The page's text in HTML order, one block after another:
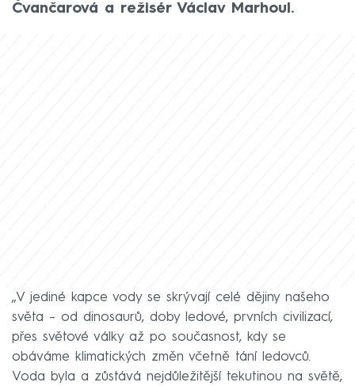
Čvančarová a režisér Václav Marhoul.
„V jediné kapce vody se skrývají celé dějiny našeho
světa – od dinosaurů, doby ledové, prvních civilizací,
přes světové války až po současnost, kdy se
obáváme klimatických změn včetně tání ledovců.
Voda byla a zůstává nejdůležitější tekutinou na světě,